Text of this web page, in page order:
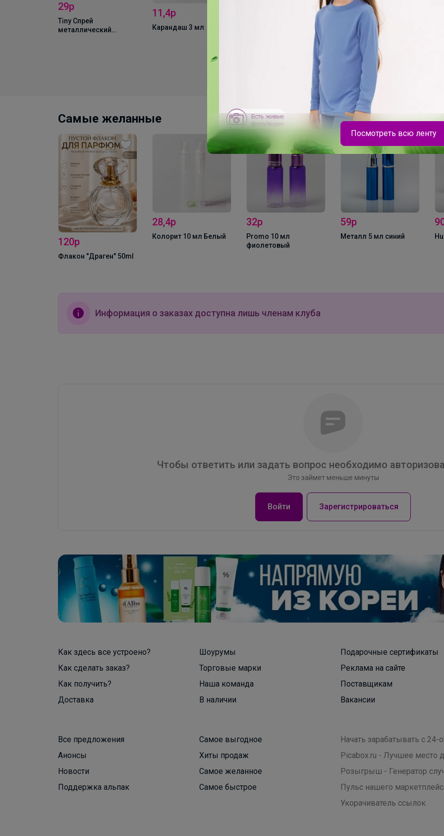
29р
Tiny Спрей
металлический
11,4р
Карандаш 3 мл
42,5р
DIAMOND прозрачный
5мл
Самые желанные
120р
Флакон "Драген" 50ml
28,4р
Колорит 10 мл Белый
32р
Promo 10 мл
фиолетовый
59р
Металл 5 мл синий
Информация о заказах доступна лишь членам клуба
Чтобы ответить или задать вопрос необходимо
Это займет меньше минуты
Войти Зарегистрироваться
Как здесь все устроено?
Как сделать заказ?
Как получить?
Доставка
Шоурумы
Торговые марки
Наша команда
В наличии
Подарочные сертификаты
Реклама на сайте
Поставщикам
Вакансии
Все предложения
Анонсы
Новости
Поддержка альпак
Самое выгодное
Хиты продаж
Самое желанное
Самое быстрое
Начать зарабатывать с 24-
Picabox.ru - Лучшее место
Розыгрыш - Генератор
Пульс нашего
Укорачиватель ссылок
Колготки и носочки CONTE напрямую с фабрики
Мосье Башмаков. Заключительные выкупы в
Посмотреть всю ленту